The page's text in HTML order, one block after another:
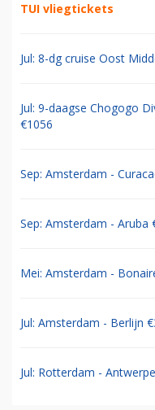
TUI vliegtickets
Jul: 8-dg cruise Oost
Jul: 9-daagse Chogogo
€1056
Sep: Amsterdam -
Sep: Amsterdam - Aruba
Mei: Amsterdam -
Jul: Amsterdam - Berlijn
Jul: Rotterdam -